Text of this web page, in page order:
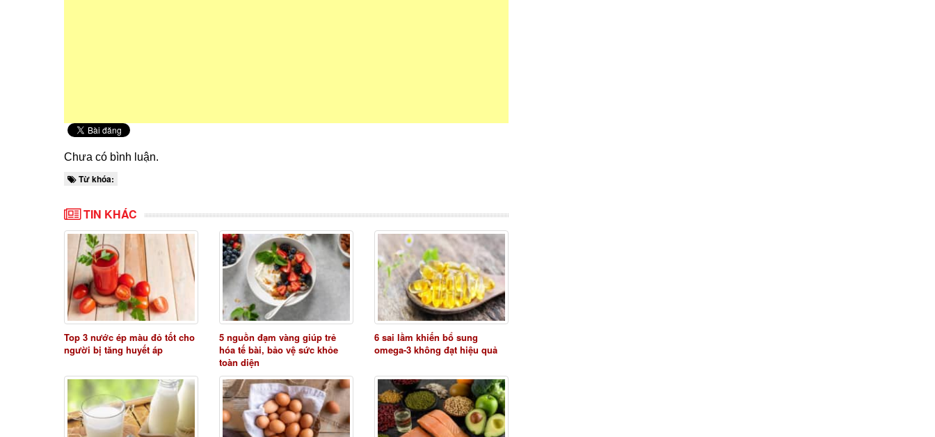
Chưa có bình luận.
Từ khóa:
TIN KHÁC
Top 3 nước ép màu đỏ tốt cho
người bị tăng huyết áp
5 nguồn đạm vàng giúp trẻ
hóa tế bài, bảo vệ sức khỏe
toàn diện
6 sai lầm khiến bổ sung
omega-3 không đạt hiệu quả